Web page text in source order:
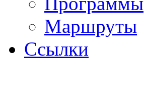
Маршруты
Ссылки